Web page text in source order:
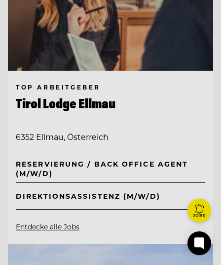
TOP ARBEITGEBER
Tirol Lodge Ellmau
6352 Ellmau, Österreich
RESERVIERUNG / BACK OFFICE AGENT
(M/W/D)
DIREKTIONSASSISTENZ (M/W/D)
Entdecke alle Jobs
JOBS